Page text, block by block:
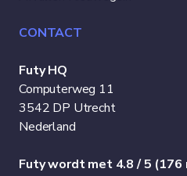
CONTACT
Futy HQ
Computerweg 11
3542 DP Utrecht
Nederland
Futy wordt met 4.8 / 5